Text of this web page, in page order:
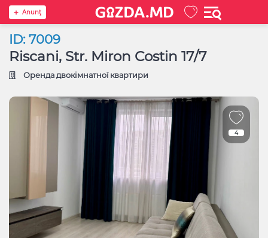
Anunţ
ID: 7009
Riscani, Str. Miron Costin 17/7
Оренда двокімнатної квартири
4